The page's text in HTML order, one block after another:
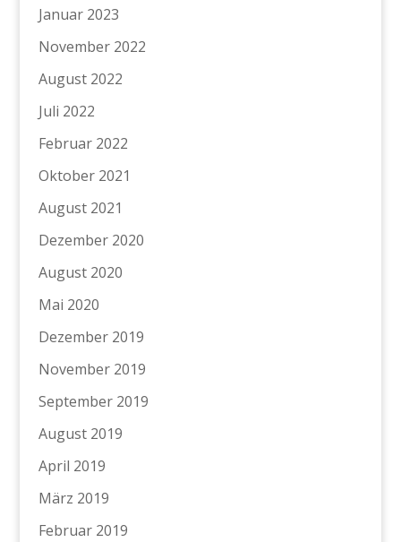
Januar 2023
November 2022
August 2022
Juli 2022
Februar 2022
Oktober 2021
August 2021
Dezember 2020
August 2020
Mai 2020
Dezember 2019
November 2019
September 2019
August 2019
April 2019
März 2019
Februar 2019